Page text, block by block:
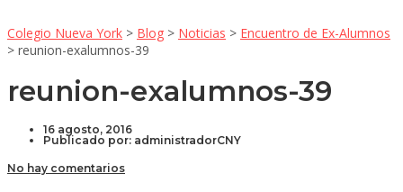
Colegio Nueva York > Blog > Noticias > Encuentro de Ex-Alumnos
> reunion-exalumnos-39
reunion-exalumnos-39
16 agosto, 2016
Publicado por: administradorCNY
No hay comentarios